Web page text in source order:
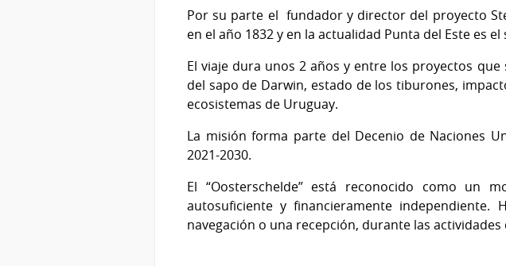
Por su parte el fundador y director del proyecto
en el año 1832 y en la actualidad Punta del Este es
El viaje dura unos 2 años y entre los proyectos
del sapo de Darwin, estado de los tiburones,
ecosistemas de Uruguay.
La misión forma parte del Decenio de Naciones
2021-2030.
El “Oosterschelde” está reconocido como un
autosuficiente y financieramente
navegación o una recepción, durante las actividades